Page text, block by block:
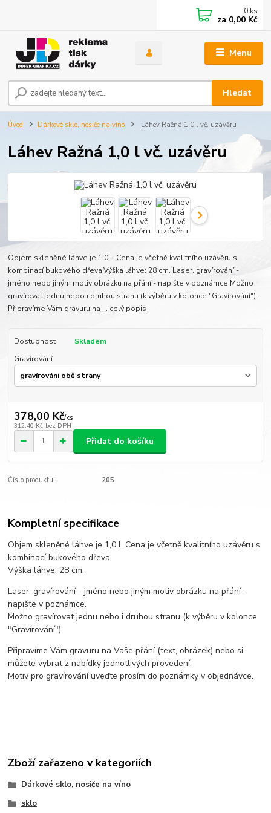
Menu
Hledat
0 ks
za 0,00 Kč
Úvod Dárkové sklo, nosiče na víno Láhev Ražná 1,0 l vč. uzávěru
Láhev Ražná 1,0 l vč. uzávěru
Objem skleněné láhve je 1,0 l. Cena je včetně kvalitního uzávěru s
kombinací bukového dřeva.Výška láhve: 28 cm. Laser. gravírování -
jméno nebo jiným motiv obrázku na přání - napište v poznámce.Možno
gravírovat jednu nebo i druhou stranu (k výběru v kolonce "Gravírování").
Připravíme Vám gravuru na ... celý popis
Dostupnost
Skladem
Gravírování
378,00 Kč/ks
312,40 Kč bez DPH
Přidat do košíku
Číslo produktu: 205
Kompletní specifikace
Objem skleněné láhve je 1,0 l. Cena je včetně kvalitního uzávěru s
kombinací bukového dřeva.
Výška láhve: 28 cm.
Laser. gravírování - jméno nebo jiným motiv obrázku na přání -
napište v poznámce.
Možno gravírovat jednu nebo i druhou stranu (k výběru v kolonce
"Gravírování").
Připravíme Vám gravuru na Vaše přání (text, obrázek) nebo si
můžete vybrat z nabídky jednotlivých provedení.
Motiv pro gravírování uveďte prosím do poznámky v objednávce.
Zboží zařazeno v kategoriích
Dárkové sklo, nosiče na víno
sklo